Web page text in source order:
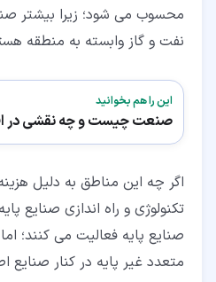
محسوب می شود؛ زیرا بیشتر
نفت و گاز وابسته به منطقه
این را هم بخوانید
صنعت چیست و چه نقشی در
اگر چه این مناطق به دلیل
تکنولوژی و راه اندازی صنایع
صنایع پایه فعالیت می کنند؛
متعدد غیر پایه در کنار